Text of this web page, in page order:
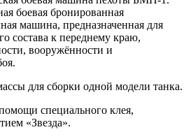
боевая бронированная
машина, предназначенная для
состава к переднему краю,
вооружённости и
для сборки одной модели танка.
специального клея,
«Звезда».